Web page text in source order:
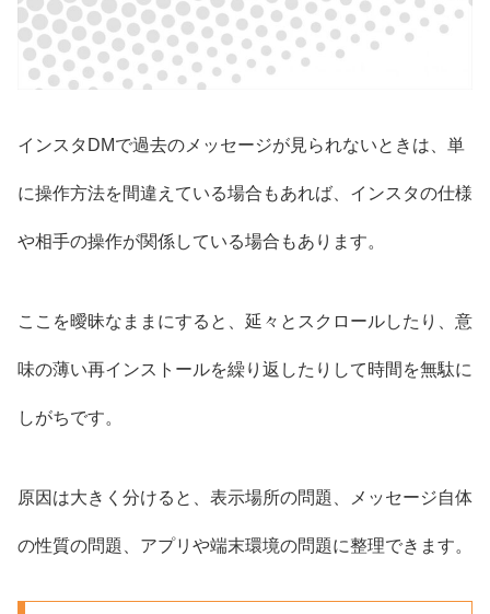
インスタDMで過去のメッセージが見られないときは、単
に操作方法を間違えている場合もあれば、インスタの仕様
や相手の操作が関係している場合もあります。
ここを曖昧なままにすると、延々とスクロールしたり、意
味の薄い再インストールを繰り返したりして時間を無駄に
しがちです。
原因は大きく分けると、表示場所の問題、メッセージ自体
の性質の問題、アプリや端末環境の問題に整理できます。